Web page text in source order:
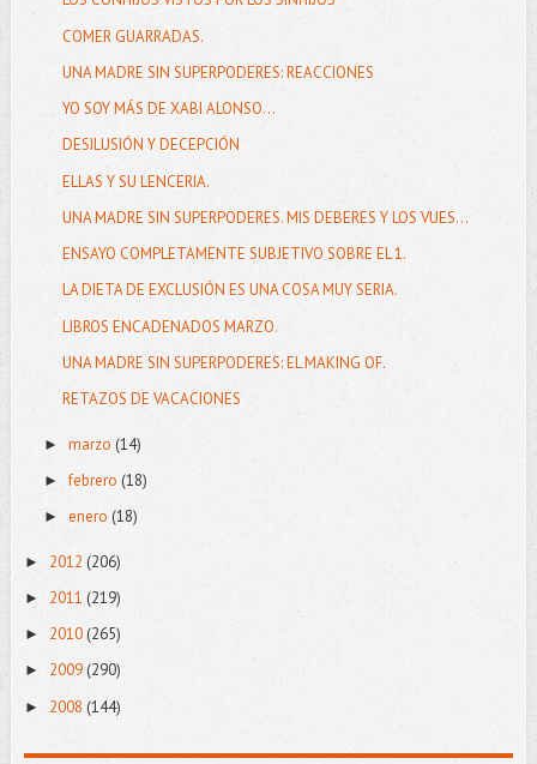
COMER GUARRADAS.
UNA MADRE SIN SUPERPODERES: REACCIONES
YO SOY MÁS DE XABI ALONSO...
DESILUSIÓN Y DECEPCIÓN
ELLAS Y SU LENCERIA.
UNA MADRE SIN SUPERPODERES. MIS DEBERES Y LOS VUES...
ENSAYO COMPLETAMENTE SUBJETIVO SOBRE EL 1.
LA DIETA DE EXCLUSIÓN ES UNA COSA MUY SERIA.
LIBROS ENCADENADOS MARZO.
UNA MADRE SIN SUPERPODERES: EL MAKING OF.
RETAZOS DE VACACIONES
► marzo (14)
►febrero (18)
► enero (18)
► 2012 (206)
► 2011 (219)
► 2010 (265)
► 2009 (290)
► 2008 (144)